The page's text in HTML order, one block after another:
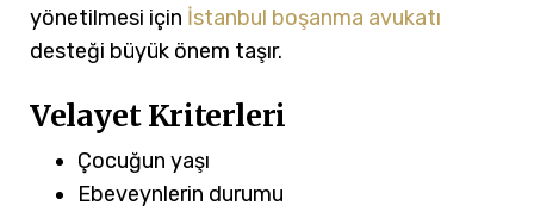
yönetilmesi için İstanbul boşanma avukatı
desteği büyük önem taşır.
Velayet Kriterleri
Çocuğun yaşı
Ebeveynlerin durumu